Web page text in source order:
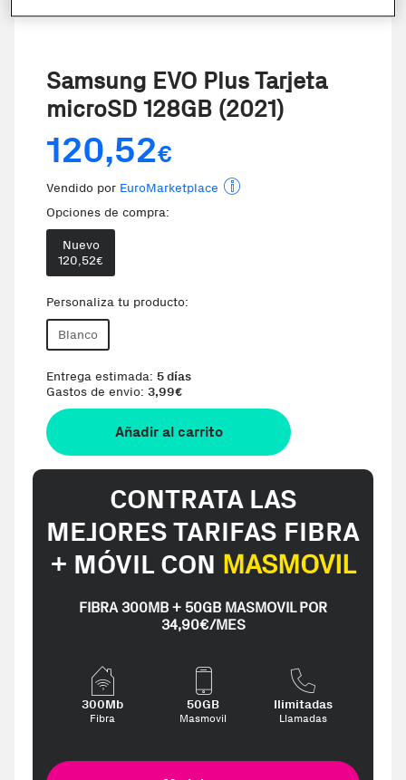
Samsung EVO Plus Tarjeta
microSD 128GB (2021)
120,52€
Vendido por EuroMarketplace
Opciones de compra:
Nuevo
120,52€
Personaliza tu producto:
Blanco
Entrega estimada: 5 días
Gastos de envio: 3,99€
Añadir al carrito
CONTRATA LAS
MEJORES TARIFAS FIBRA
+ MÓVIL CON MASMOVIL
FIBRA 300MB + 50GB MASMOVIL POR
34,90€/MES
300Mb
Fibra
50GB
Masmovil
Ilimitadas
Llamadas